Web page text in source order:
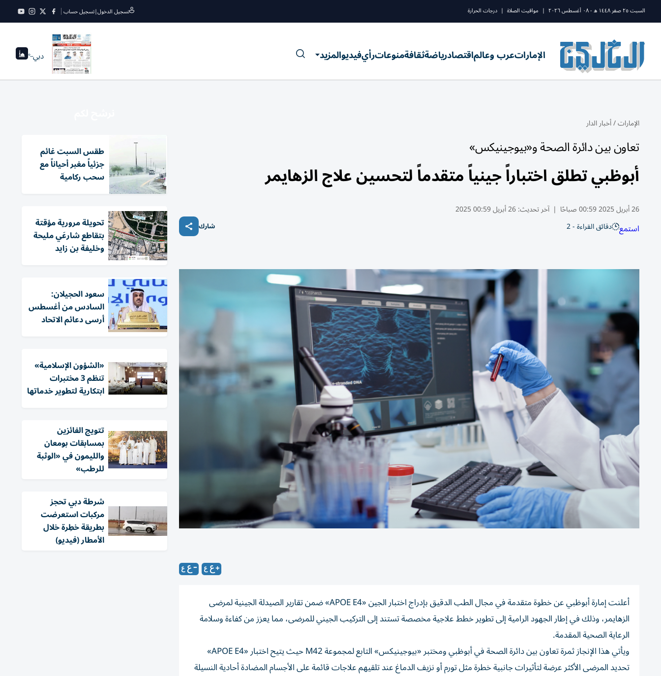
السبت ٢٥ صفر ١٤٤٨ ه - ٠٨ أغسطس ٢٠٢٦ | مواقيت الصلاة | درجات الحرارة تسجيل الدخول|تسجيل حساب
الإماراتعرب وعالماقتصادرياضةثقافةمنوعاترأيفيديوالمزيد دبي--°
الإمارات/أخبار الدار
تعاون بين دائرة الصحة و«بيوجينيكس»
أبوظبي تطلق اختباراً جينياً متقدماً لتحسين علاج الزهايمر
26 أبريل 2025 00:59 صباحًا | آخر تحديث:26 أبريل 00:59 2025
استمع دقائق القراءة - 2 شارك
أعلنت إمارة أبوظبي عن خطوة متقدمة في مجال الطب الدقيق بإدراج اختبار الجين «APOE E4» ضمن تقارير الصيدلة الجينية لمرضى
الزهايمر، وذلك في إطار الجهود الرامية إلى تطوير خطط علاجية مخصصة تستند إلى التركيب الجيني للمرضى، مما يعزز من كفاءة وسلامة
الرعاية الصحية المقدمة.
ويأتي هذا الإنجاز ثمرة تعاون بين دائرة الصحة في أبوظبي ومختبر «بيوجينيكس» التابع لمجموعة M42 حيث يتيح اختبار «APOE E4»
تحديد المرضى الأكثر عرضة لتأثيرات جانبية خطرة مثل تورم أو نزيف الدماغ عند تلقيهم علاجات قائمة على الأجسام المضادة أحادية النسيلة
طقس السبت غائم
جزئياً مغبر أحياناً مع
سحب ركامية
تحويلة مرورية مؤقتة
بتقاطع شارعَي مليحة
وخليفة بن زايد
سعود الحجيلان:
السادس من أغسطس
أرسى دعائم الاتحاد
«الشؤون الإسلامية»
تنظم 3 مختبرات
ابتكارية لتطوير خدماتها
تتويج الفائزين
بمسابقات بومعان
والليمون في «الوثبة
للرطب»
شرطة دبي تحجز
مركبات استعرضت
بطريقة خطِرة خلال
الأمطار (فيديو)